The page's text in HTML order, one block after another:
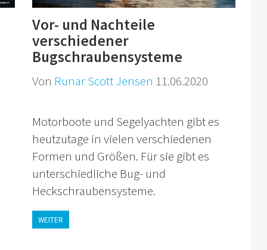
Vor- und Nachteile
verschiedener
Bugschraubensysteme
Von Runar Scott Jensen 11.06.2020
Motorboote und Segelyachten gibt es
heutzutage in vielen verschiedenen
Formen und Größen. Für sie gibt es
unterschiedliche Bug- und
Heckschraubensysteme.
WEITER